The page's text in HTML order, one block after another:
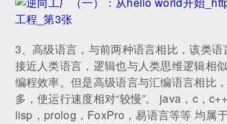
3、高级语言，与前两种语言相比，该类
接近人类语言，逻辑也与人类思维逻辑相
编程效率。但是高级语言与汇编语言相比
多，使运行速度相对“较慢”。 java，c，
lisp，prolog，FoxPro，易语言等等 均属于